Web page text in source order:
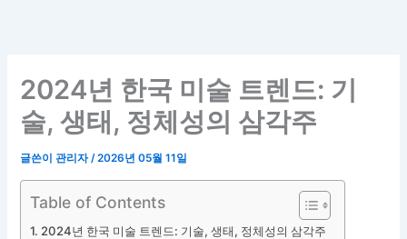
2024년 한국 미술 트렌드: 기
술, 생태, 정체성의 삼각주
글쓴이관리자/2026년 05월 11일
Table of Contents
2024년 한국 미술 트렌드: 기술, 생태, 정체성의 삼각주